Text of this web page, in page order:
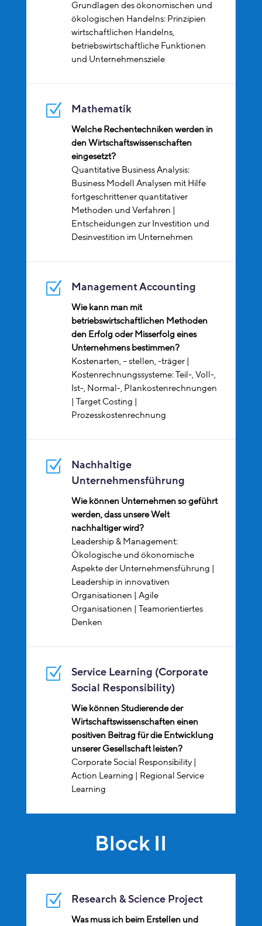
Grundlagen des ökonomischen und
ökologischen Handelns: Prinzipien
wirtschaftlichen Handelns,
betriebswirtschaftliche Funktionen
und Unternehmensziele
Z Mathematik
Welche Rechentechniken werden in
den Wirtschaftswissenschaften
eingesetzt?
Quantitative Business Analysis:
Business Modell Analysen mit Hilfe
fortgeschrittener quantitativer
Methoden und Verfahren |
Entscheidungen zur Investition und
Desinvestition im Unternehmen
Z Management Accounting
Wie kann man mit
betriebswirtschaftlichen Methoden
den Erfolg oder Misserfolg eines
Unternehmens bestimmen?
Kostenarten, – stellen, -träger |
Kostenrechnungssysteme: Teil-, Voll-,
Ist-, Normal-, Plankostenrechnungen
| Target Costing |
Prozesskostenrechnung
Z
Nachhaltige
Unternehmensführung
Wie können Unternehmen so geführt
werden, dass unsere Welt
nachhaltiger wird?
Leadership & Management:
Ökologische und ökonomische
Aspekte der Unternehmensführung |
Leadership in innovativen
Organisationen | Agile
Organisationen | Teamorientiertes
Denken
Z
Service Learning (Corporate
Social Responsibility)
Wie können Studierende der
Wirtschaftswissenschaften einen
positiven Beitrag für die Entwicklung
unserer Gesellschaft leisten?
Corporate Social Responsibility |
Action Learning | Regional Service
Learning
Block II
Z Research & Science Project
Was muss ich beim Erstellen und